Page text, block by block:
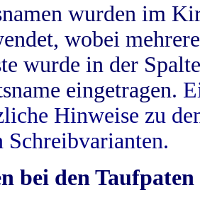
wurden im
wobei
wurde in der
eingetragen.
Hinweise zu
Schreibvarianten.
bei den Taufpaten